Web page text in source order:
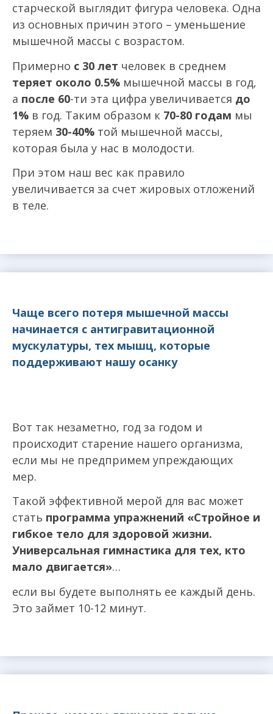
старческой выглядит фигура человека. Одна
из основных причин этого – уменьшение
мышечной массы с возрастом.
Примерно с 30 лет человек в среднем
теряет около 0.5% мышечной массы в год,
а после 60-ти эта цифра увеличивается до
1% в год. Таким образом к 70-80 годам мы
теряем 30-40% той мышечной массы,
которая была у нас в молодости.
При этом наш вес как правило
увеличивается за счет жировых отложений
в теле.
Чаще всего потеря мышечной массы
начинается с антигравитационной
мускулатуры, тех мышц, которые
поддерживают нашу осанку
Вот так незаметно, год за годом и
происходит старение нашего организма,
если мы не предпримем упреждающих
мер.
Такой эффективной мерой для вас может
стать программа упражнений «Стройное и
гибкое тело для здоровой жизни.
Универсальная гимнастика для тех, кто
мало двигается»…
если вы будете выполнять ее каждый день.
Это займет 10-12 минут.